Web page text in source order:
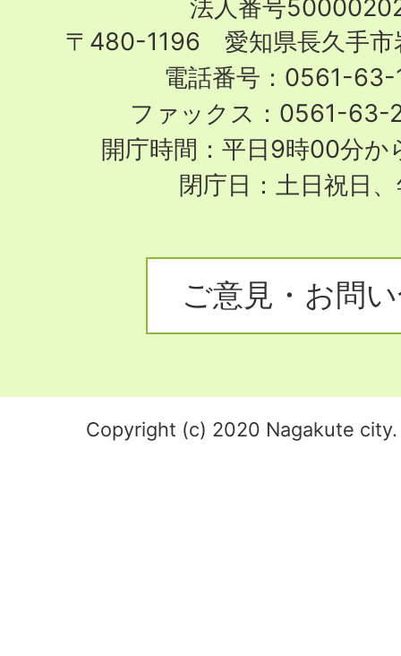
City
法人番号
〒480-1196 愛知県長久手市
電話番号：0561-63-
ファックス：0561-63-
開庁時間：平日9時00分
閉庁日：土日祝日
ご意見・お問
Copyright (c) 2020 Nagakute